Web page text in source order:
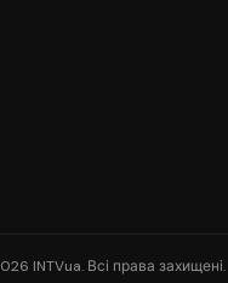
INTVua. Всі права захищені.